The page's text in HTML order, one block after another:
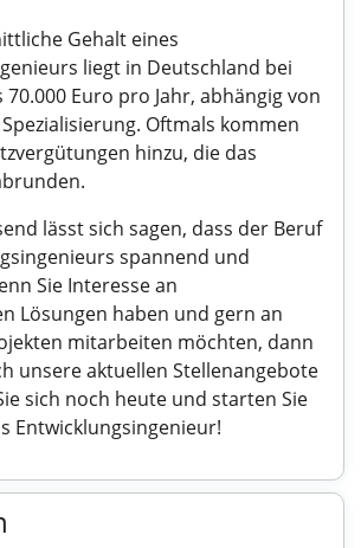
Gehalt eines
liegt in Deutschland bei
70.000 Euro pro Jahr, abhängig von
Oftmals kommen
hinzu, die das
lässt sich sagen, dass der Beruf
spannend und
Sie Interesse an
Lösungen haben und gern an
mitarbeiten möchten, dann
unsere aktuellen Stellenangebote
sich noch heute und starten Sie
Entwicklungsingenieur!